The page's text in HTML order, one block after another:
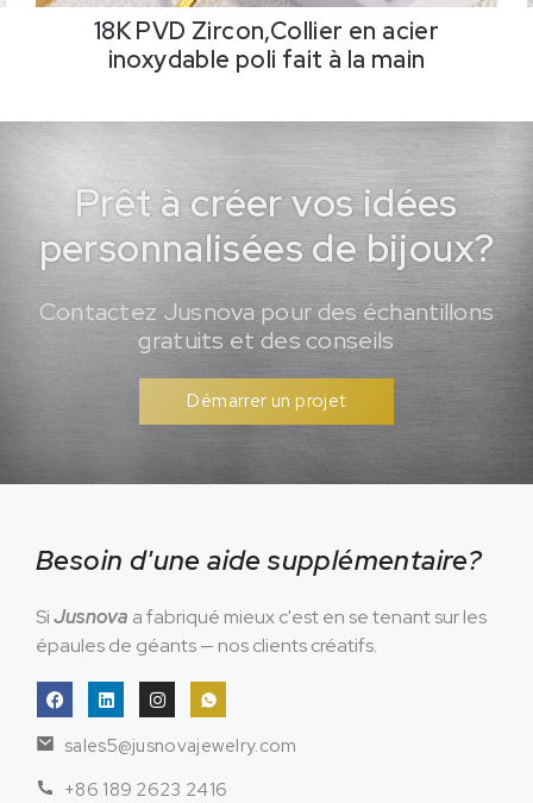
18K PVD Zircon,Collier en acier
inoxydable poli fait à la main
Prêt à créer vos idées
personnalisées de bijoux?
Contactez Jusnova pour des échantillons
gratuits et des conseils
Démarrer un projet
Besoin d'une aide supplémentaire?
SiJusnova a fabriqué mieux c'est en se tenant sur les
épaules de géants — nos clients créatifs.
sales5@jusnovajewelry.com
+86 189 2623 2416